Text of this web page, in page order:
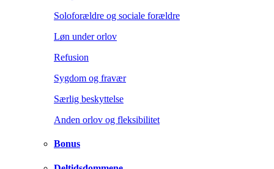
Soloforældre og sociale forældre
Løn under orlov
Refusion
Sygdom og fravær
Særlig beskyttelse
Anden orlov og fleksibilitet
Bonus